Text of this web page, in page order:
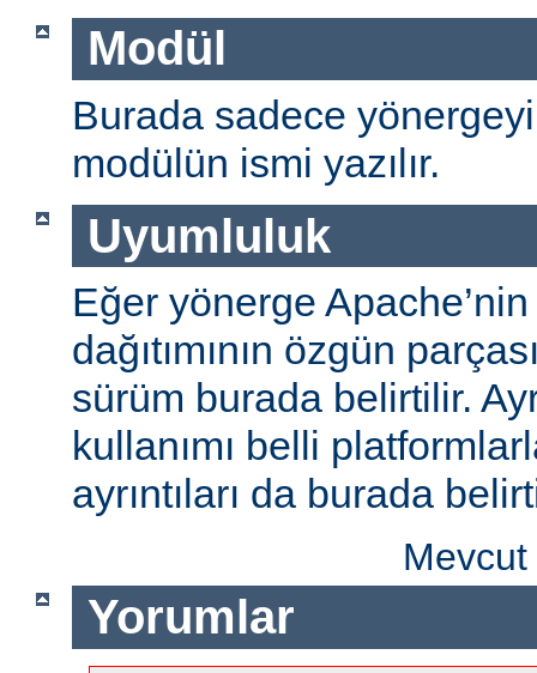
Modül
Burada sadece
modülün ismi yazılır.
Uyumluluk
Eğer yönerge
dağıtımının özgün
sürüm burada belirtilir.
kullanımı belli
ayrıntıları da burada
Yorumlar